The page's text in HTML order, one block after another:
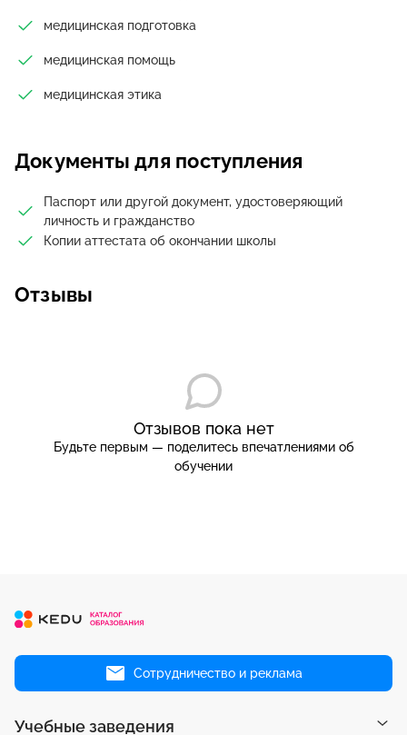
медицинская подготовка
медицинская помощь
медицинская этика
Документы для поступления
Паспорт или другой документ, удостоверяющий
личность и гражданство
Копии аттестата об окончании школы
Отзывы
Отзывов пока нет
Будьте первым — поделитесь впечатлениями об
обучении
Сотрудничество и реклама
Учебные заведения